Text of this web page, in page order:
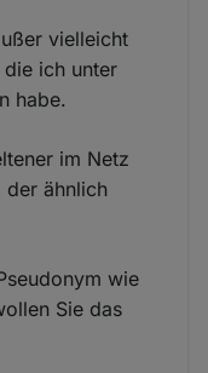
vielleicht
ich unter
habe.
im Netz
der ähnlich
wie
Sie das